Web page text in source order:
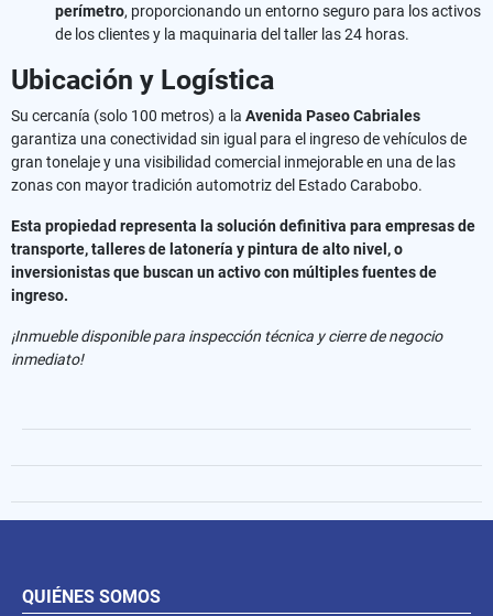
perímetro, proporcionando un entorno seguro para los activos
de los clientes y la maquinaria del taller las 24 horas.
Ubicación y Logística
​Su cercanía (solo 100 metros) a la Avenida Paseo Cabriales
garantiza una conectividad sin igual para el ingreso de vehículos de
gran tonelaje y una visibilidad comercial inmejorable en una de las
zonas con mayor tradición automotriz del Estado Carabobo.
Esta propiedad representa la solución definitiva para empresas de
transporte, talleres de latonería y pintura de alto nivel, o
inversionistas que buscan un activo con múltiples fuentes de
ingreso.
¡Inmueble disponible para inspección técnica y cierre de negocio
inmediato!
QUIÉNES SOMOS